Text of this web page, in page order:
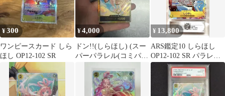
¥300
ワンピースカード しら
ほし OP12-102 SR
¥4,000
ドン!!(しらほし) (スー
パーパラレル(コミパ
¥ 13,800
ARS鑑定10 しらほし
OP12-102 SR パラレル
ワンピースカード